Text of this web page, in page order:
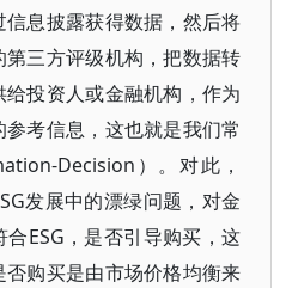
息披露获得数据，然后将
三方评级机构，把数据转
投资人或金融机构，作为
考信息，这也就是我们常
Decision）。对此，
发展中的漂绿问题，对金
ESG，是否引导购买，这
购买是由市场价格均衡来